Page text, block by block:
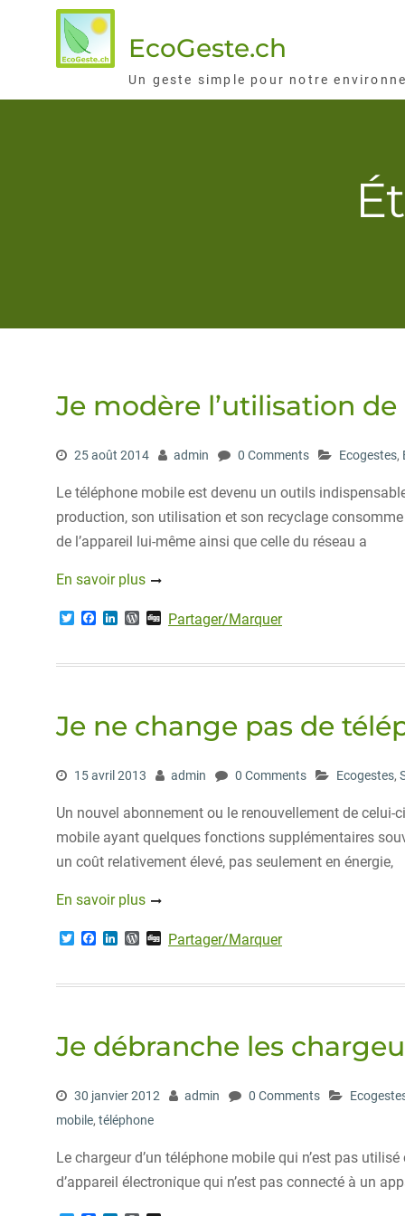
EcoGeste.ch
Un geste simple pour notre
Je modère l’utilisation
25 août 2014 admin 0 Comments Ecogestes,
Le téléphone mobile est devenu un outils
production, son utilisation et son recyclage
de l’appareil lui-même ainsi que celle du réseau a
En savoir plus
T
t
F
e
k
k
n
W
d
s
s
D
g
Partager/Marquer
Je ne change pas de
15 avril 2013 admin 0 Comments Ecogestes,
Un nouvel abonnement ou le renouvellement de
mobile ayant quelques fonctions supplémentaires
un coût relativement élevé, pas seulement en énergie,
En savoir plus
T
t
F
e
k
k
n
W
d
s
s
D
g
Partager/Marquer
Je débranche les
30 janvier 2012 admin 0 Comments
mobile, téléphone
Le chargeur d’un téléphone mobile qui n’est pas
d’appareil électronique qui n’est pas connecté à un